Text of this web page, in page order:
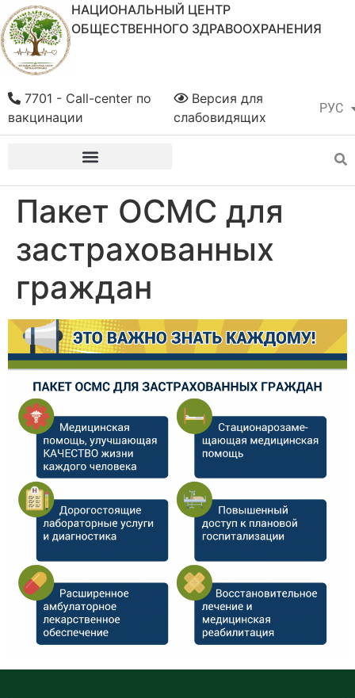
НАЦИОНАЛЬНЫЙ ЦЕНТР
ОБЩЕСТВЕННОГО ЗДРАВООХРАНЕНИЯ
РУС
ҚАЗ
Версия для
слабовидящих
7701 - Call-center по
вакцинации
Пакет ОСМС для
застрахованных
граждан